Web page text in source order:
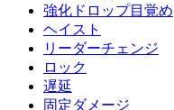
強化ドロップ目覚め
ヘイスト
リーダーチェンジ
ロック
遅延
固定ダメージ